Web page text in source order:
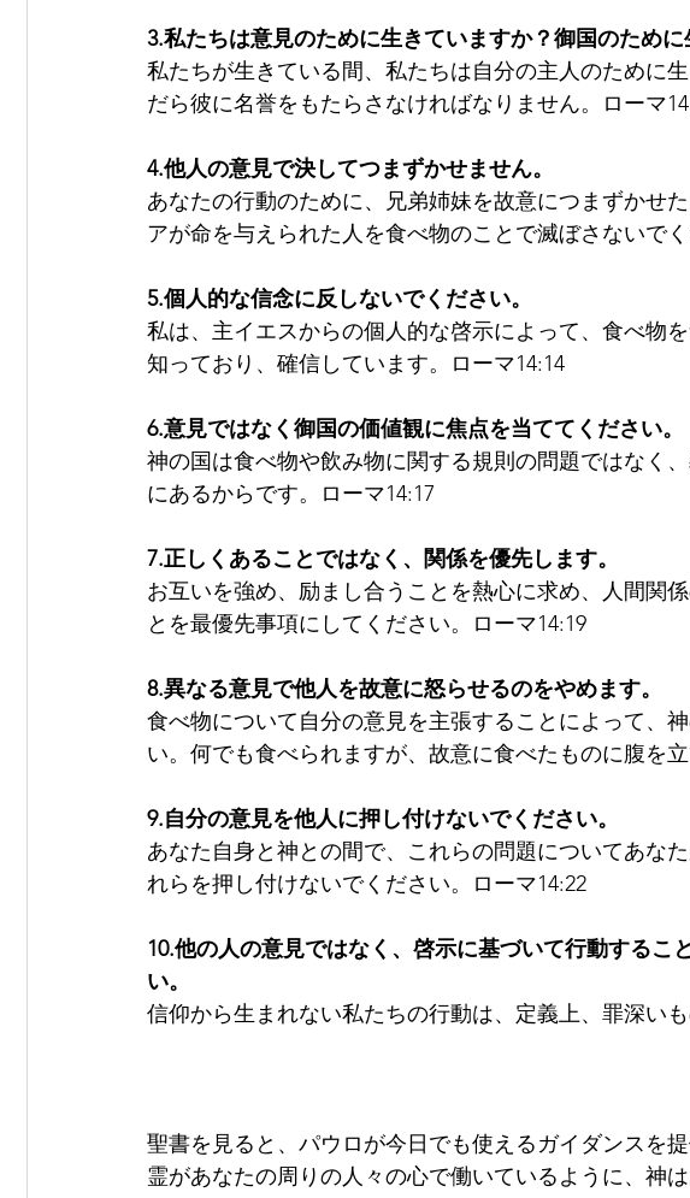
3.私たちは意見のために生きていますか？御国のために
私たちが生きている間、私たちは自分の主人のために
だら彼に名誉をもたらさなければなりません。ローマ
4.他人の意見で決してつまずかせません。
あなたの行動のために、兄弟姉妹を故意につまずかせ
アが命を与えられた人を食べ物のことで滅ぼさないで
5.個人的な信念に反しないでください。
私は、主イエスからの個人的な啓示によって、食べ物
知っており、確信しています。ローマ14:14
6.意見ではなく御国の価値観に焦点を当ててください。
神の国は食べ物や飲み物に関する規則の問題ではなく
にあるからです。ローマ14:17
7.正しくあることではなく、関係を優先します。
お互いを強め、励まし合うことを熱心に求め、人間関
とを最優先事項にしてください。ローマ14:19
8.異なる意見で他人を故意に怒らせるのをやめます。
食べ物について自分の意見を主張することによって、
い。何でも食べられますが、故意に食べたものに腹を
9.自分の意見を他人に押し付けないでください。
あなた自身と神との間で、これらの問題についてあな
れらを押し付けないでください。ローマ14:22
10.他の人の意見ではなく、啓示に基づいて行動するこ
い。
信仰から生まれない私たちの行動は、定義上、罪深い
聖書を見ると、パウロが今日でも使えるガイダンスを
霊があなたの周りの人々の心で働いているように、神